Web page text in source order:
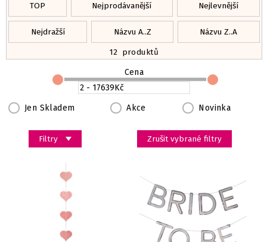
TOP Nejprodávanější Nejlevnější
Nejdražší Názvu A..Z
Názvu Z..A
12 produktů
Filtry
Jen Skladem Akce Novinka
Cena
Zrušit vybrané filtry